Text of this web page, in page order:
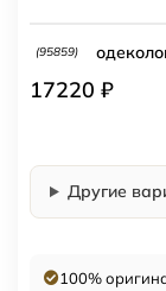
(95859)
17220 ₽
Другие
100%